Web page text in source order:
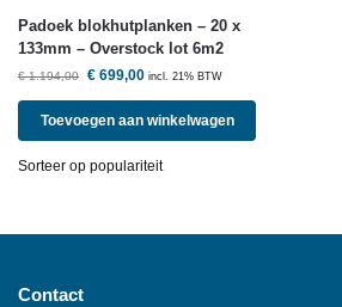
Padoek blokhutplanken – 20 x
133mm – Overstock lot 6m2
€1.194,00 € 699,00 incl. 21% BTW
Toevoegen aan winkelwagen
Contact